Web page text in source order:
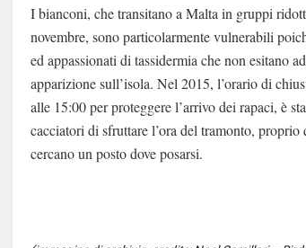
I bianconi, che transitano a Malta in gruppi
novembre, sono particolarmente vulnerabili
ed appassionati di tassidermia che non esitano
apparizione sull’isola. Nel 2015, l’orario di
alle 15:00 per proteggere l’arrivo dei rapaci, è
cacciatori di sfruttare l’ora del tramonto,
cercano un posto dove posarsi.